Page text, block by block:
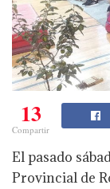
13
Compartir
El pasado
Provincial de